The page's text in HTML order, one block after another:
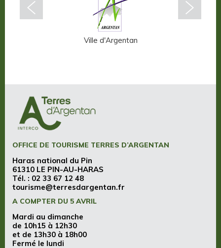
Ville d'Argentan
OFFICE DE TOURISME TERRES D’ARGENTAN
Haras national du Pin
61310 LE PIN-AU-HARAS
Tél. : 02 33 67 12 48
tourisme@terresdargentan.fr
A COMPTER DU 5 AVRIL
Mardi au dimanche
de 10h15 à 12h30
et de 13h30 à 18h00
Fermé le lundi